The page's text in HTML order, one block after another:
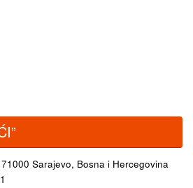
71000 Sarajevo, Bosna i Hercegovina